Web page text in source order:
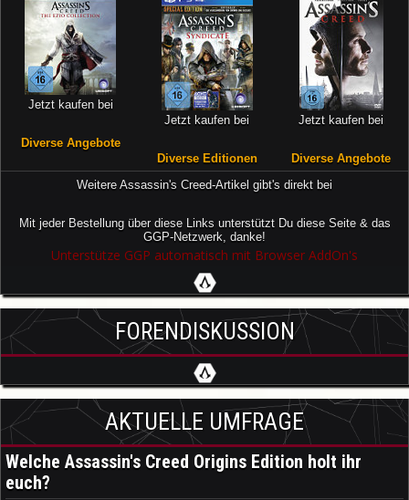
Jetzt kaufen bei
Diverse Angebote
Jetzt kaufen bei
Diverse Editionen
Jetzt kaufen bei
Diverse Angebote
Weitere Assassin's Creed-Artikel gibt's direkt bei
Mit jeder Bestellung über diese Links unterstützt Du diese Seite & das
GGP-Netzwerk, danke!
Unterstütze GGP automatisch mit Browser AddOn's
FORENDISKUSSION
AKTUELLE UMFRAGE
Welche Assassin's Creed Origins Edition holt ihr
euch?